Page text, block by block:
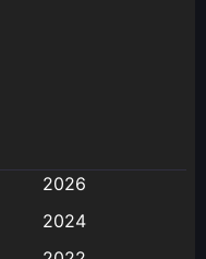
2026
2024